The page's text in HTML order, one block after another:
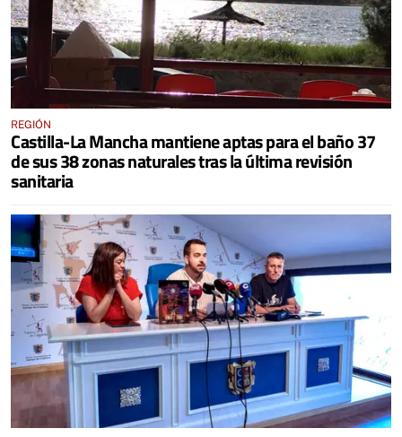
REGIÓN
Castilla-La Mancha mantiene aptas para el baño 37
de sus 38 zonas naturales tras la última revisión
sanitaria